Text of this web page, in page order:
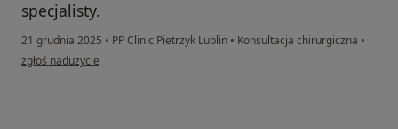
specjalisty.
21 grudnia 2025 • PP Clinic Pietrzyk Lublin • Konsultacja chirurgiczna •
w opinii użytkownika Małgosia
zgłoś nadużycie